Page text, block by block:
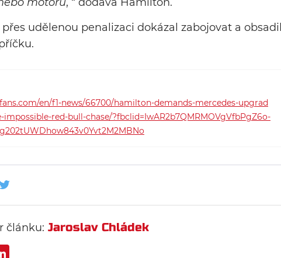
udělenou penalizaci dokázal zabojovat a obsadil
en/f1-news/66700/hamilton-demands-mercedes-upgrad
red-bull-chase/?fbclid=IwAR2b7QMRMOVgVfbPgZ6o-
článku: Jaroslav Chládek